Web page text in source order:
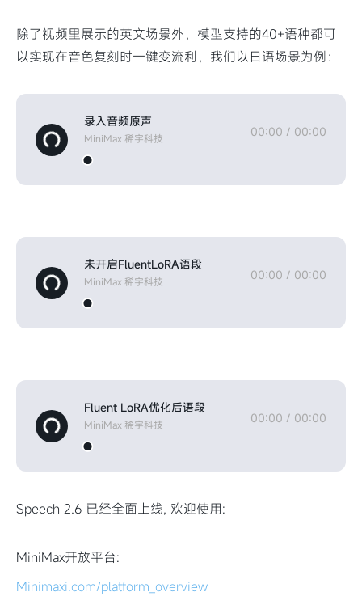
除了视频里展示的英文场景外，模型支持的40+语种都可
以实现在音色复刻时一键变流利，我们以日语场景为例：
录入音频原声
MiniMax 稀宇科技 00:00 / 00:00
未开启FluentLoRA语段
MiniMax 稀宇科技 00:00 / 00:00
Fluent LoRA优化后语段
MiniMax 稀宇科技 00:00 / 00:00
Speech 2.6 已经全面上线, 欢迎使用:
MiniMax开放平台:
Minimaxi.com/platform_overview